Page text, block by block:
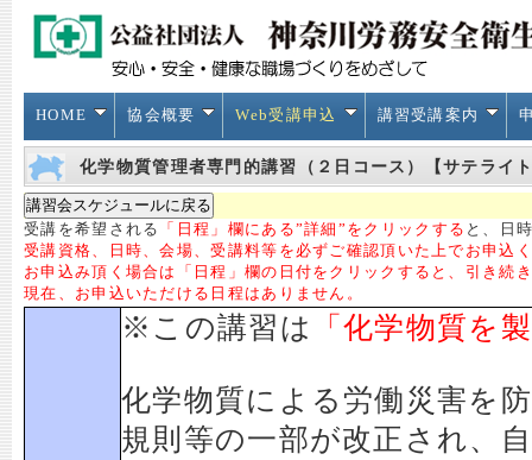
HOME 協会概要 Web受講申込 講習受講案内
化学物質管理者専門的講習（２日コース）【サテライ
受講を希望される 「日程」欄にある”詳細”をクリックする と、日
受講資格、日時、会場、受講料等を必ずご確認頂いた上でお申込
お申込み頂く場合は「日程」欄の日付をクリックすると、引き続
現在、お申込いただける日程はありません。
※この講習は 「化学物質を
化学物質による労働災害を
規則等の一部が改正され、